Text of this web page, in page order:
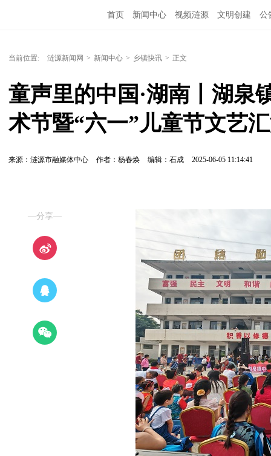
首页 新闻中心 视频涟源 文明创建 公
当前位置: 涟源新闻网 > 新闻中心 > 乡镇快讯 > 正文
童声里的中国·湖南丨湖泉
术节暨“六一”儿童节文艺
来源：涟源市融媒体中心 作者：杨春焕 编辑：石成 2025-06-05 11:14:41
—分享—